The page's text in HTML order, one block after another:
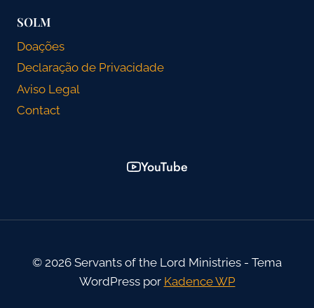
SOLM
Doações
Declaração de Privacidade
Aviso Legal
Contact
YouTube
© 2026 Servants of the Lord Ministries - Tema
WordPress por Kadence WP